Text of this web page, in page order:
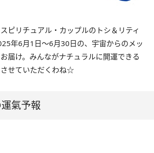
ピリチュアル・カップルのトシ＆リティ
年6月1 日〜6月30日の、宇宙からのメッ
届け。みんながナチュラルに開運できる
せていただくわね☆
氣予報